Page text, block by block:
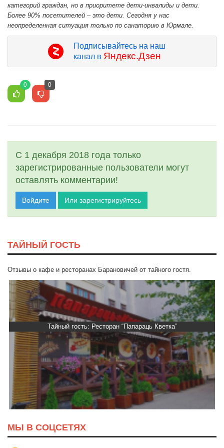
категорий граждан, но в приоритете дети-инвалиды и дети.
Более 90% посетителей – это дети. Сегодня у нас
неопределенная ситуация только по санаторию в Юрмале.
Подписывайтесь на наш
канал в Яндекс.Дзен
0 0
С 1 декабря 2018 года только
зарегистрированные пользователи могут
оставлять комментарии!
Войдите Или зарегистрируйтесь
ТАЙНЫЙ ГОСТЬ
Отзывы о кафе и ресторанах Барановичей от тайного гостя.
Тайный гость: Ресторан “Папараць Кветка”
МЫ В СОЦСЕТЯХ